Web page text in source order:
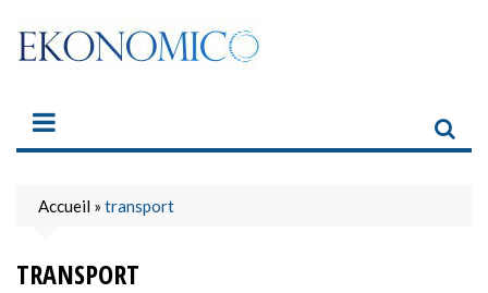
content
Accueil » transport
TRANSPORT